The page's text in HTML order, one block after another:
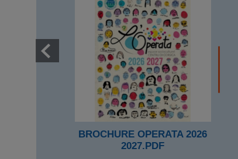
BROCHURE OPERATA 2026
2027.PDF